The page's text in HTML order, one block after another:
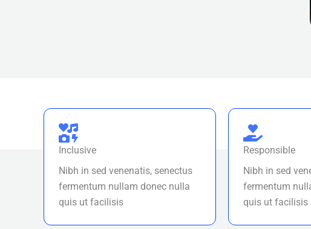
Inclusive
Nibh in sed venenatis, senectus
fermentum nullam donec nulla
quis ut facilisis
Responsible
Nibh in sed
fermentum
quis ut facilisis